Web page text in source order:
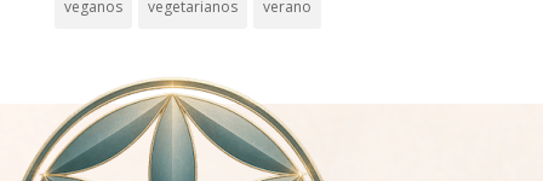
veganos vegetarianos verano